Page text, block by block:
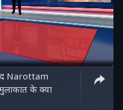
Narottam
के क्या